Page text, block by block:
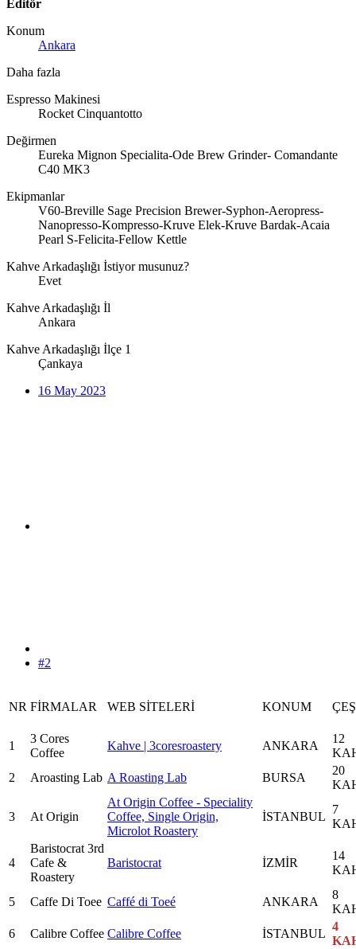
Editör
Konum
Ankara
Daha fazla
Espresso Makinesi
Rocket Cinquantotto
Değirmen
Eureka Mignon Specialita-Ode Brew Grinder- Comandante
C40 MK3
Ekipmanlar
V60-Breville Sage Precision Brewer-Syphon-Aeropress-
Nanopresso-Kompresso-Kruve Elek-Kruve Bardak-Acaia
Pearl S-Felicita-Fellow Kettle
Kahve Arkadaşlığı İstiyor musunuz?
Evet
Kahve Arkadaşlığı İl
Ankara
Kahve Arkadaşlığı İlçe 1
Çankaya
16 May 2023
#2
NR FİRMALAR WEB SİTELERİ KONUM
1
3 Cores
Coffee
Kahve | 3coresroastery ANKARA
12
2
Aroasting Lab A Roasting Lab BURSA
20
3 At Origin
At Origin Coffee - Speciality
Coffee, Single Origin,
Microlot Roastery
İSTANBUL
7
4
Baristocrat 3rd
Cafe &
Roastery
Baristocrat İZMİR
14
5 Caffe Di Toee Caffé di Toeé ANKARA
8
6
Calibre Coffee Calibre Coffee İSTANBUL
4